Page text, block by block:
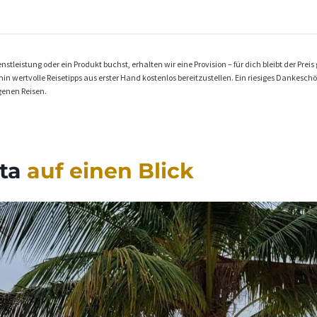
oder ein Produkt buchst, erhalten wir eine Provision – für dich bleibt der
Reisetipps aus erster Hand kostenlos bereitzustellen. Ein riesiges
Reisen.
auf einen Blick